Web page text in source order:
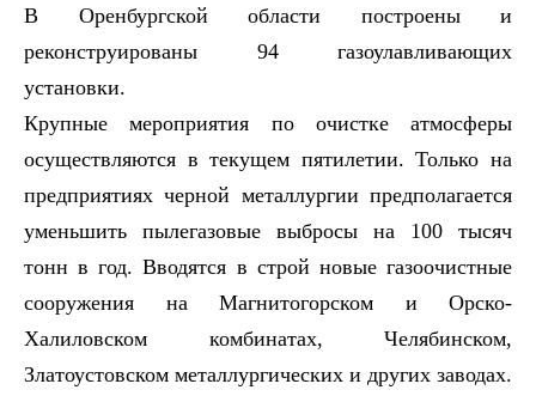
В Оренбургской области построены и
реконструированы 94 газоулавливающих
установки.
Крупные мероприятия по очистке атмосферы
осуществляются в текущем пятилетии. Только на
предприятиях черной металлургии предполагается
уменьшить пылегазовые выбросы на 100 тысяч
тонн в год. Вводятся в строй новые газоочистные
сооружения на Магнитогорском и Орско-
Халиловском комбинатах, Челябинском,
Златоустовском металлургических и других заводах.